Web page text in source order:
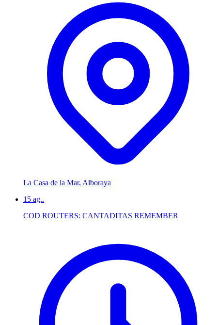
La Casa de la Mar, Alboraya
15 ag..
COD ROUTERS: CANTADITAS REMEMBER